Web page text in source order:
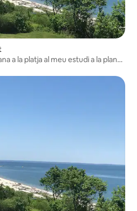
a la platja al meu estudi a la planta